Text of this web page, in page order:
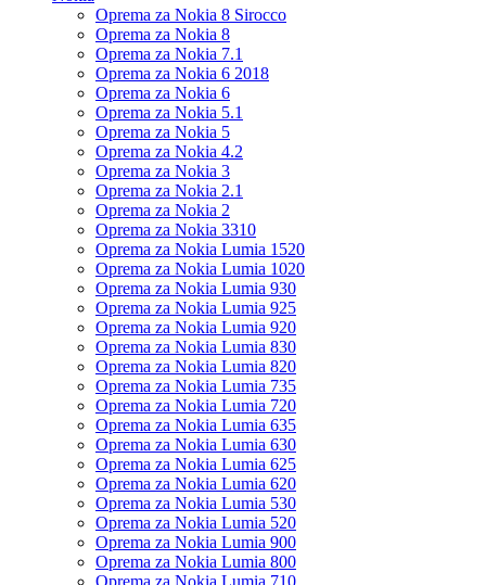
Oprema za Nokia 8 Sirocco
Oprema za Nokia 8
Oprema za Nokia 7.1
Oprema za Nokia 6 2018
Oprema za Nokia 6
Oprema za Nokia 5.1
Oprema za Nokia 5
Oprema za Nokia 4.2
Oprema za Nokia 3
Oprema za Nokia 2.1
Oprema za Nokia 2
Oprema za Nokia 3310
Oprema za Nokia Lumia 1520
Oprema za Nokia Lumia 1020
Oprema za Nokia Lumia 930
Oprema za Nokia Lumia 925
Oprema za Nokia Lumia 920
Oprema za Nokia Lumia 830
Oprema za Nokia Lumia 820
Oprema za Nokia Lumia 735
Oprema za Nokia Lumia 720
Oprema za Nokia Lumia 635
Oprema za Nokia Lumia 630
Oprema za Nokia Lumia 625
Oprema za Nokia Lumia 620
Oprema za Nokia Lumia 530
Oprema za Nokia Lumia 520
Oprema za Nokia Lumia 900
Oprema za Nokia Lumia 800
Oprema za Nokia Lumia 710